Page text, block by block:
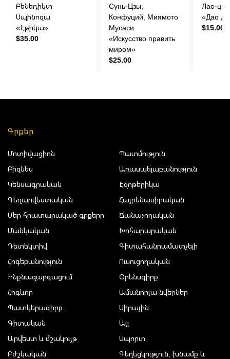
Բենեդիկտ
Սպինոզա
«Էթիկա»
$35.00
Сунь-Цзы,
Конфуций, Миямото
Мусаси
«Искусство править
миром»
$25.00
Лао-цзы
«Дао
$15.00
Գրքեր
Մոտիվացիոն
Բիզնես
Կենսագրական
Գեղարվեստական
Մեր հրատարակած գրքերը
Մանկական
Դետեկտիվ
Հոգեբանություն
Ինքնազարգացում
Հոգևոր
Պատկերագիրք
Գիտական
Արվեստ և մշակույթ
Բժշկական
Պատմություն
Առասպելաբանություն
Էզոթերիկա
Հայրենասիրական
Ճանաչողական
Խոհարարական
Գիտահանրամատչելի
Ուսուցողական
Օրենսգիրք
Ամանորյա նվերներ
Սիրային
Այլ
Սպորտ
Գեղեցկություն, խնամք և